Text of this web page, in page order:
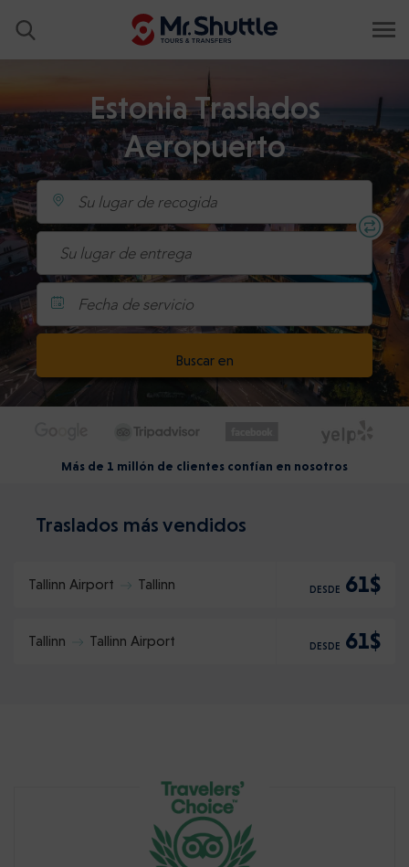
Estonia Traslados
Aeropuerto
Fecha de servicio
Buscar en
Más de 1 millón de clientes confían en nosotros
Traslados más vendidos
Tallinn Airport Tallinn DESDE 61$
Tallinn Tallinn Airport DESDE 61$